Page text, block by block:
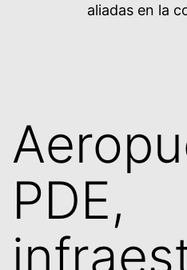
aliadas en la
PDE,